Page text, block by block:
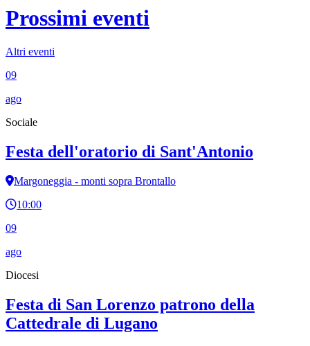
Prossimi eventi
Altri eventi
09
ago
Sociale
Festa dell'oratorio di Sant'Antonio
Margoneggia - monti sopra Brontallo
10:00
09
ago
Diocesi
Festa di San Lorenzo patrono della
Cattedrale di Lugano